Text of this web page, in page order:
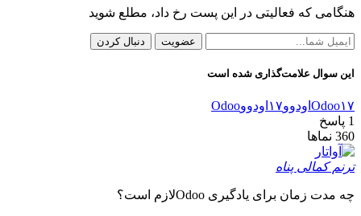
هنگامی که فعالیتی در این پست رخ داد، مطلع شوید
عضویت دنبال کردن
این سوال علامت‌گذاری شده است
Odoo۱۷ اودوو۱۷ اودووOdoo
1 پاسخ
360 نماها
ترنم کمالی پناه
چه مدت زمان برای یادگیری Odooلازم است؟